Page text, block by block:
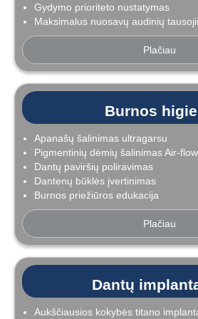
Gydymo prioriteto nustatymas
Maksimalus nuosavų audinių
Plačiau
Burnos
Apanašų šalinimas ultragarsu
Pigmentinių dėmių šalinimas Air-flow
Dantų paviršių poliravimas
Dantenų būklės įvertinimas
Burnos priežiūros edukacija
Plačiau
Dantų
Aukščiausios kokybės titano